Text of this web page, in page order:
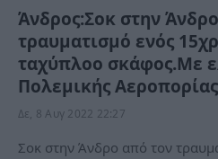
Άνδρος:Σοκ στην
τραυματισμό ενός
ταχύπλοο σκάφος.Με
Πολεμικής
Δε, 8 Αυγ 2022 22:27
Σοκ στην Άνδρο από τον